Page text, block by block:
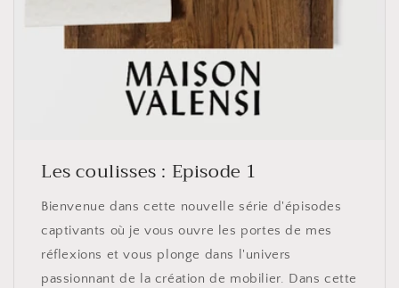
Les coulisses : Episode 1
Bienvenue dans cette nouvelle série d'épisodes
captivants où je vous ouvre les portes de mes
réflexions et vous plonge dans l'univers
passionnant de la création de mobilier. Dans cette